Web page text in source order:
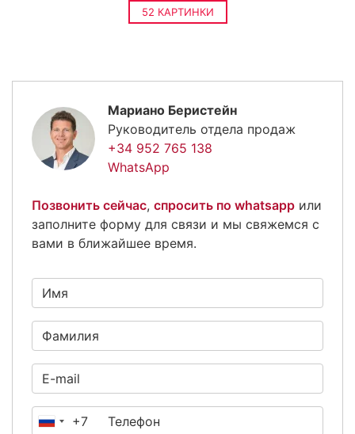
52 КАРТИНКИ
Мариано Беристейн
Руководитель отдела продаж
+34 952 765 138
WhatsApp
Позвонить сейчас, спросить по whatsapp или
заполните форму для связи и мы свяжемся с
вами в ближайшее время.
Россия
+7